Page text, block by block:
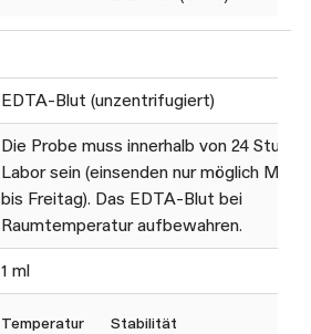
EDTA-Blut (unzentrifugiert)
Die Probe muss innerhalb von 24
Labor sein (einsenden nur möglich
bis Freitag). Das EDTA-Blut bei
Raumtemperatur aufbewahren.
1 ml
Temperatur Stabilität